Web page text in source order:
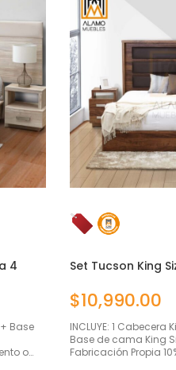
4
+ Base
o…
Set Tucson King
$10,990.00
INCLUYE: 1 Cabecera
Base de cama King
Fabricación Propia